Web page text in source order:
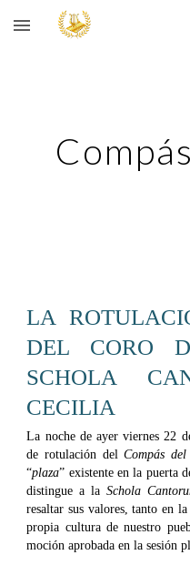
Skip to main content
LA
DEL CORO
SCHOLA
CECILIA
La noche de ayer viernes 22
de rotulación delCompás del
“plaza” existente en la puerta
distingue a la Schola
resaltar sus valores, tanto en
propia cultura de nuestro
moción aprobada en la sesión